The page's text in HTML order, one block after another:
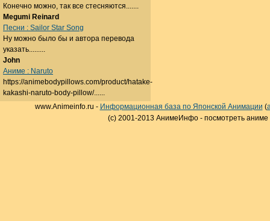
Конечно можно, так все стесняются.......
Megumi Reinard
Песни : Sailor Star Song
Ну можно было бы и автора перевода
указать.........
John
Аниме : Naruto
https://animebodypillows.com/product/hatake-
kakashi-naruto-body-pillow/......
www.Animeinfo.ru - Информационная база по Японской Анимации (
(c) 2001-2013 АнимеИнфо - посмотреть аниме